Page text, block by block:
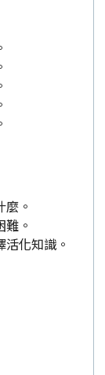
。
。
化知識。